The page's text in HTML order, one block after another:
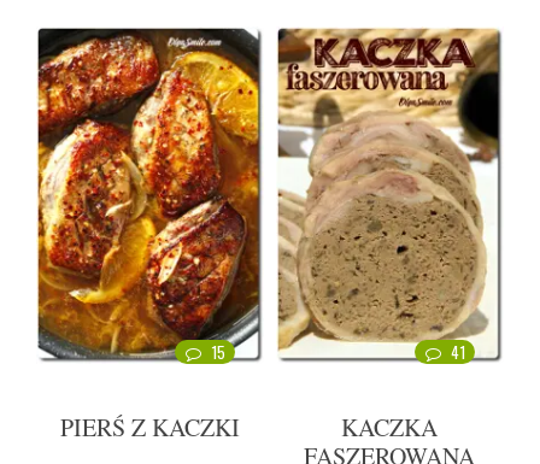
15
PIERŚ Z KACZKI
41
KACZKA
FASZEROWANA